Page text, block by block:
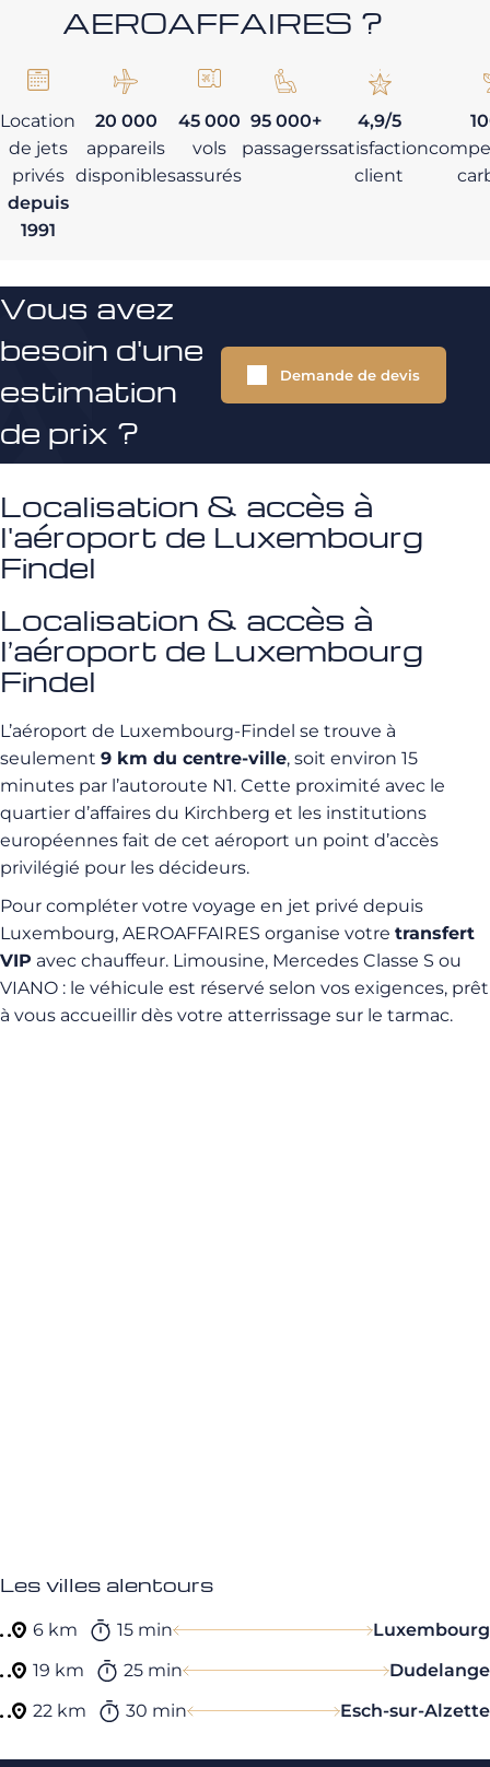
AEROAFFAIRES ?
Location
de jets
privés
depuis
1991
20 000
appareils
disponibles
45 000
vols
assurés
95 000+
passagers
4,9/5
satisfaction
client
Vous avez
besoin d'une
estimation
de prix ?
Demande de devis
Localisation & accès à
l'aéroport de Luxembourg
Findel
Localisation & accès à
l’aéroport de Luxembourg
Findel
L’aéroport de Luxembourg-Findel se trouve à
seulement 9 km du centre-ville, soit environ 15
minutes par l’autoroute N1. Cette proximité avec le
quartier d’affaires du Kirchberg et les institutions
européennes fait de cet aéroport un point d’accès
privilégié pour les décideurs.
Pour compléter votre voyage en jet privé depuis
Luxembourg, AEROAFFAIRES organise votre transfert
VIP avec chauffeur. Limousine, Mercedes Classe S ou
VIANO : le véhicule est réservé selon vos exigences, prêt
à vous accueillir dès votre atterrissage sur le tarmac.
Les villes alentours
6 km 15 min
Luxembourg
19 km
25 min
Dudelange
22 km
30 min Esch-sur-Alzette